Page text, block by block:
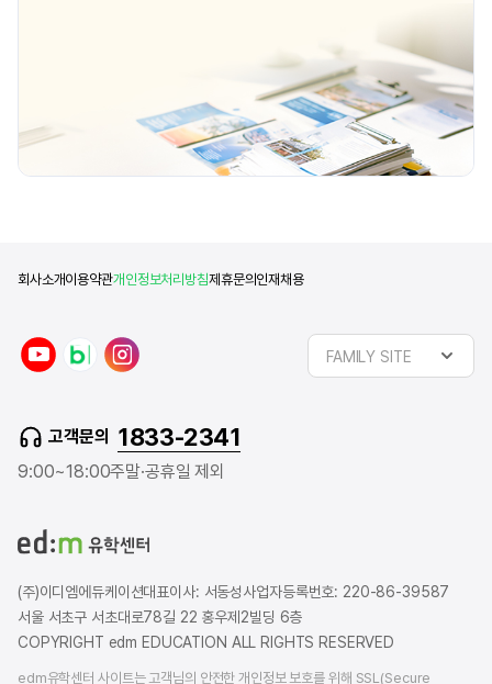
회사소개이용약관개인정보처리방침제휴문의 인재채용
u
n
a
r
l
a
FAMILY SITE
고객문의 1833-2341
9:00~18:00주말·공휴일 제외
(주)이디엠에듀케이션대표이사: 서동성사업자등록번호: 220-86-39587
서울 서초구 서초대로78길 22 홍우제2빌딩 6층
COPYRIGHT edm EDUCATION ALL RIGHTS RESERVED
edm유학센터 사이트는 고객님의 안전한 개인정보 보호를 위해 SSL(Secure